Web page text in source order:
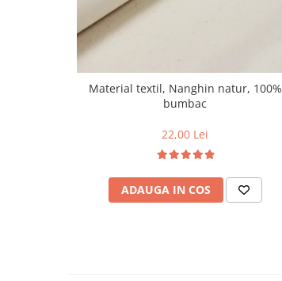
Material textil, Nanghin natur, 100%
bumbac
22,00 Lei
ADAUGA IN COS